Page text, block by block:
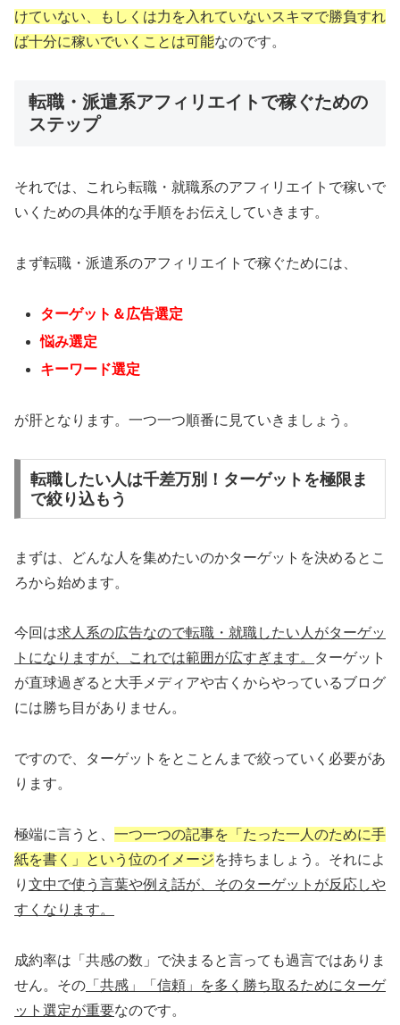
けていない、もしくは力を入れていないスキマで勝負すれ
ば十分に稼いでいくことは可能なのです。
転職・派遣系アフィリエイトで稼ぐための
ステップ
それでは、これら転職・就職系のアフィリエイトで稼いで
いくための具体的な手順をお伝えしていきます。
まず転職・派遣系のアフィリエイトで稼ぐためには、
ターゲット＆広告選定
悩み選定
キーワード選定
が肝となります。一つ一つ順番に見ていきましょう。
転職したい人は千差万別！ターゲットを極限ま
で絞り込もう
まずは、どんな人を集めたいのかターゲットを決めるとこ
ろから始めます。
今回は求人系の広告なので転職・就職したい人がターゲッ
トになりますが、これでは範囲が広すぎます。
ターゲット
が直球過ぎると大手メディアや古くからやっているブログ
には勝ち目がありません。
ですので、ターゲットをとことんまで絞っていく必要があ
ります。
極端に言うと、 一つ一つの記事を「たった一人のために手
紙を書く」という位のイメージを持ちましょう。それによ
り 文中で使う言葉や例え話が、そのターゲットが反応しや
すくなります。
成約率は「共感の数」で決まると言っても過言ではありま
せん。その 「共感」「信頼」を多く勝ち取るためにターゲ
ット選定が重要なのです。